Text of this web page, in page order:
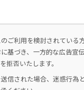
ご利用を検討されている
基づき、一方的な広告宣
拒否いたします。
信された場合、迷惑行為